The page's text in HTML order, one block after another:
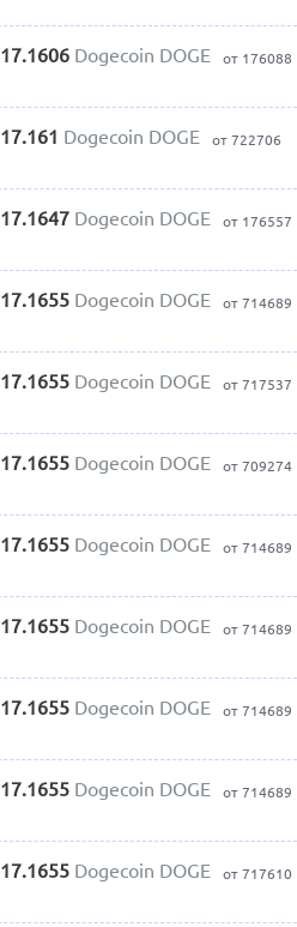
17.1606 Dogecoin DOGE от 176088
17.161 Dogecoin DOGE от 722706
17.1647 Dogecoin DOGE от 176557
17.1655 Dogecoin DOGE от 714689
17.1655 Dogecoin DOGE от 717537
17.1655 Dogecoin DOGE от 709274
17.1655 Dogecoin DOGE от 714689
17.1655 Dogecoin DOGE от 714689
17.1655 Dogecoin DOGE от 714689
17.1655 Dogecoin DOGE от 714689
17.1655 Dogecoin DOGE от 717610